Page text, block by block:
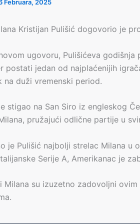
Februara, 2025
Kristijan Pulišić dogovorio je
ugovoru, Pulišićeva
postati jedan od najplaćenijih
na duži vremenski period.
stigao na San Siro iz engleskog
pružajući odlične partije u
je Pulišić najbolji strelac Milana u
Serije A, Amerikanac je
Milana su izuzetno zadovoljni